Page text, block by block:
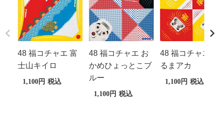
48 福コチャエ 富
士山キイロ
1,100 税込
48 福コチャエ お
かめひょっとこブ
ルー
1,100 税込
48 福コチャエ だ
るまアカ
1,100 税込